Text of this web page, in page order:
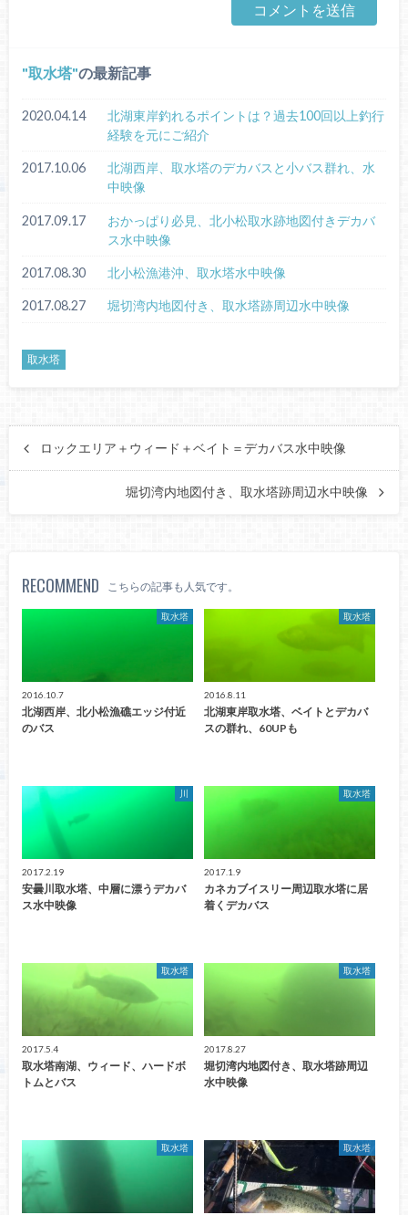
取水塔 の最新記事
2020.04.14
北湖東岸釣れるポイントは？過去100回以上釣行
経験を元にご紹介
2017.10.06
北湖西岸、取水塔のデカバスと小バス群れ、水
中映像
2017.09.17
おかっぱり必見、北小松取水跡地図付きデカバ
ス水中映像
2017.08.30 北小松漁港沖、取水塔水中映像
2017.08.27 堀切湾内地図付き、取水塔跡周辺水中映像
取水塔
ロックエリア＋ウィード＋ベイト＝デカバス水中映像
堀切湾内地図付き、取水塔跡周辺水中映像
RECOMMEND こちらの記事も人気です。
取水塔
2016.10.7
北湖西岸、北小松漁礁エッジ付近
のバス
取水塔
2016.8.11
北湖東岸取水塔、ベイトとデカバ
スの群れ、60UPも
川
2017.2.19
安曇川取水塔、中層に漂うデカバ
ス水中映像
取水塔
2017.1.9
カネカブイスリー周辺取水塔に居
着くデカバス
取水塔
2017.5.4
取水塔南湖、ウィード、ハードボ
トムとバス
取水塔
2017.8.27
堀切湾内地図付き、取水塔跡周辺
水中映像
取水塔 取水塔